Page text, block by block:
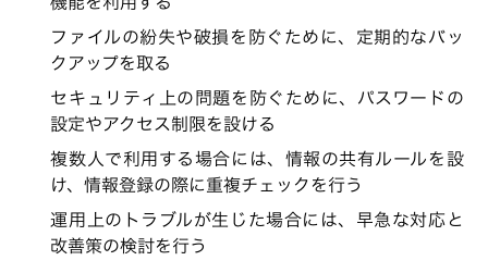
ファイルの紛失や破損を防ぐために、定期的なバッ
クアップを取る
セキュリティ上の問題を防ぐために、パスワードの
設定やアクセス制限を設ける
複数人で利用する場合には、情報の共有ルールを設
け、情報登録の際に重複チェックを行う
運用上のトラブルが生じた場合には、早急な対応と
改善策の検討を行う